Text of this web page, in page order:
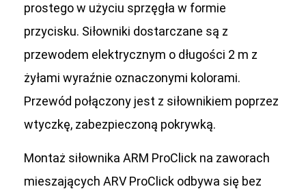
prostego w użyciu sprzęgła w formie
przycisku. Siłowniki dostarczane są z
przewodem elektrycznym o długości 2 m z
żyłami wyraźnie oznaczonymi kolorami.
Przewód połączony jest z siłownikiem poprzez
wtyczkę, zabezpieczoną pokrywką.
Montaż siłownika ARM ProClick na zaworach
mieszających ARV ProClick odbywa się bez